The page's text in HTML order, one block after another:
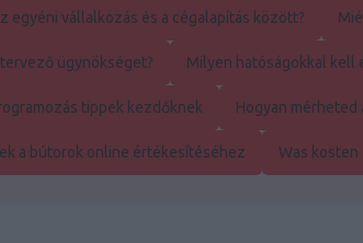
egyéni vállalkozás és a cégalapítás között?
ügynökséget? Milyen hatóságokkal kell
tippek kezdőknek Hogyan
a bútorok online értékesítéséhez Was kosten